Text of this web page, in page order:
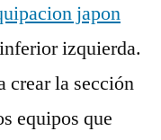
japon
izquierda.
crear la sección
equipos que